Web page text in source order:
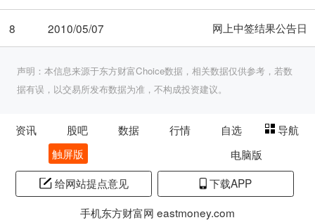
8 2010/05/07 网上中签结果公告日
声明：本信息来源于东方财富Choice数据，相关数据仅供参考，若数
据有误，以交易所发布数据为准，不构成投资建议。
资讯 股吧 数据 行情 自选
导航
触屏版
电脑版
给网站提点意见
下载APP
手机东方财富网 eastmoney.com